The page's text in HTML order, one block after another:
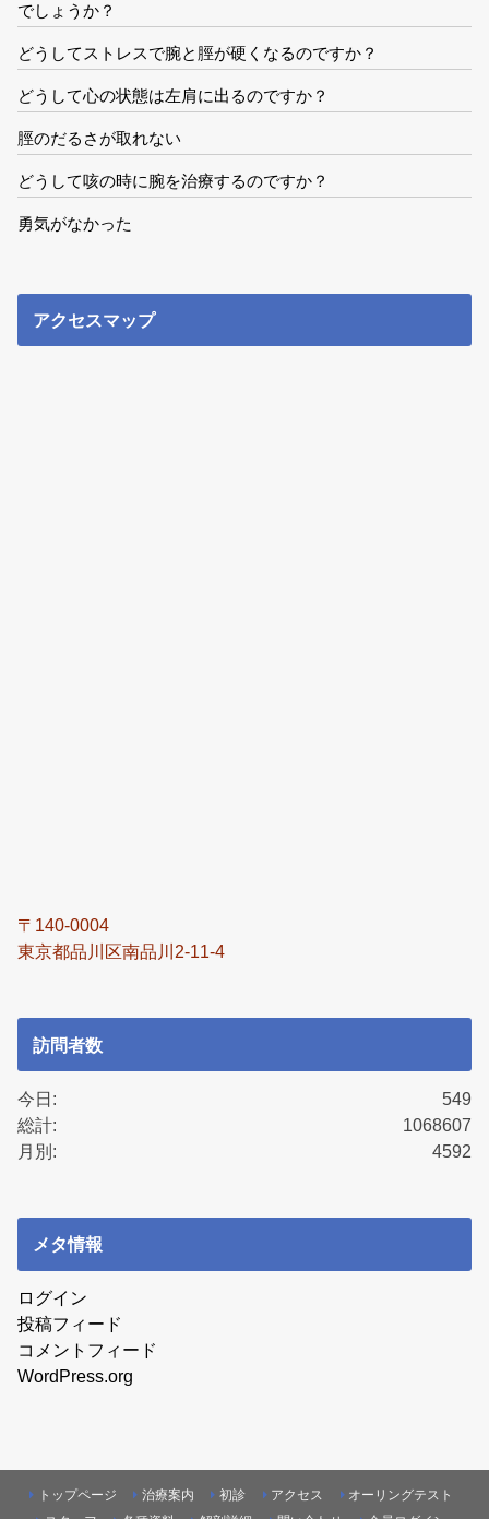
でしょうか？
どうしてストレスで腕と脛が硬くなるのですか？
どうして心の状態は左肩に出るのですか？
脛のだるさが取れない
どうして咳の時に腕を治療するのですか？
勇気がなかった
アクセスマップ
〒140-0004
東京都品川区南品川2-11-4
訪問者数
549
今日:
1068607
総計:
4592
月別:
メタ情報
ログイン
投稿フィード
コメントフィード
WordPress.org
トップページ 治療案内 初診 アクセス
オーリングテスト